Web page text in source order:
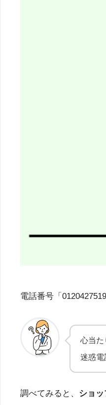
電話番号「
心当
迷惑
調べてみると、 ショ